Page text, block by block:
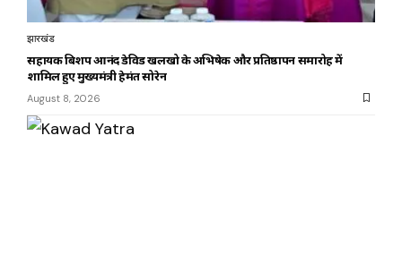
झारखंड
सहायक बिशप आनंद डेविड खलखो के अभिषेक और प्रतिष्ठापन समारोह में
शामिल हुए मुख्यमंत्री हेमंत सोरेन
August 8, 2026